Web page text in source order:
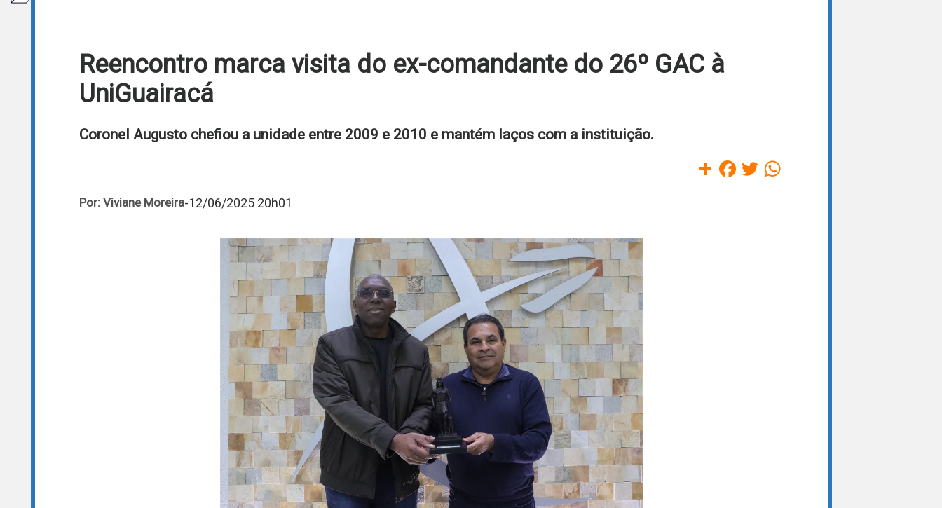
Reencontro marca visita do ex-comandante do 26º GAC à
UniGuairacá
Coronel Augusto chefiou a unidade entre 2009 e 2010 e mantém laços com a instituição.
Compartilhar
Facebook
Twitter
Por: Viviane Moreira-12/06/2025 20h01